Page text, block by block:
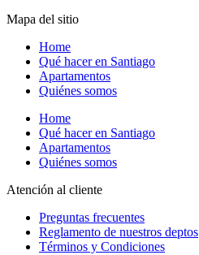
Mapa del sitio
Home
Qué hacer en Santiago
Apartamentos
Quiénes somos
Home
Qué hacer en Santiago
Apartamentos
Quiénes somos
Atención al cliente
Preguntas frecuentes
Reglamento de nuestros deptos
Términos y Condiciones